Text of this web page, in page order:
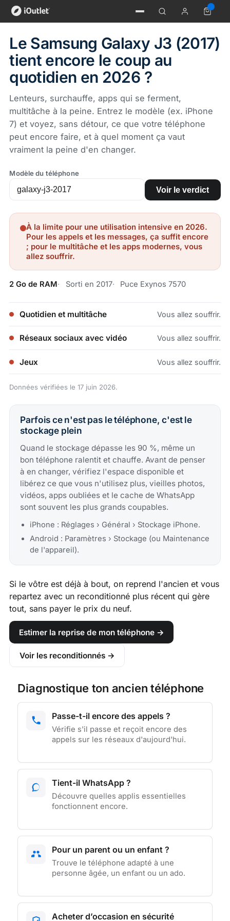
Le Samsung Galaxy J3 (2017)
tient encore le coup au
quotidien en 2026 ?
Lenteurs, surchauffe, apps qui se ferment,
multitâche à la peine. Entrez le modèle (ex. iPhone
7) et voyez, sans détour, ce que votre téléphone
peut encore faire, et à quel moment ça vaut
vraiment la peine d'en changer.
Modèle du téléphone
Voir le verdict
À la limite pour une utilisation intensive en 2026.
Pour les appels et les messages, ça suffit encore
; pour le multitâche et les apps modernes, vous
allez souffrir.
2 Go de RAM Sorti en 2017 Puce Exynos 7570
Quotidien et multitâche Vous allez souffrir.
Réseaux sociaux avec vidéo Vous allez souffrir.
Jeux Vous allez souffrir.
Données vérifiées le 17 juin 2026.
Parfois ce n'est pas le téléphone, c'est le
stockage plein
Quand le stockage dépasse les 90 %, même un
bon téléphone ralentit et chauffe. Avant de penser
à en changer, vérifiez l'espace disponible et
libérez ce que vous n'utilisez plus, vieilles photos,
vidéos, apps oubliées et le cache de WhatsApp
sont souvent les plus grands coupables.
iPhone : Réglages › Général › Stockage iPhone.
Android : Paramètres › Stockage (ou Maintenance
de l'appareil).
Si le vôtre est déjà à bout, on reprend l'ancien et vous
repartez avec un reconditionné plus récent qui gère
tout, sans payer le prix du neuf.
Estimer la reprise de mon téléphone →
Voir les reconditionnés →
Diagnostique ton ancien téléphone
Passe-t-il encore des appels ?
Vérifie s'il passe et reçoit encore des
appels sur les réseaux d'aujourd'hui.
Tient-il WhatsApp ?
Découvre quelles applis essentielles
fonctionnent encore.
Pour un parent ou un enfant ?
Trouve le téléphone adapté à une
personne âgée, un enfant ou un ado.
Acheter d’occasion en sécurité